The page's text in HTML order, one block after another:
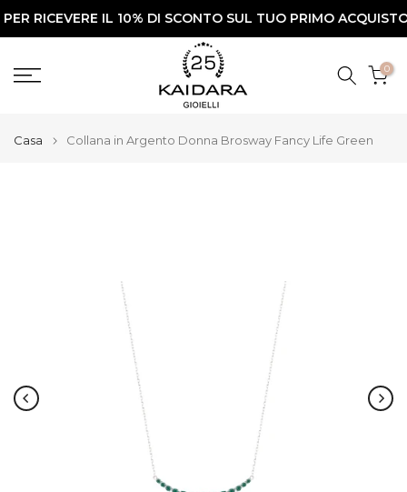
Vai
al
IL 10% DI SCONTO SUL TUO PRIMO ACQUISTO✨
0
Casa Collana in Argento Donna Brosway Fancy Life Green